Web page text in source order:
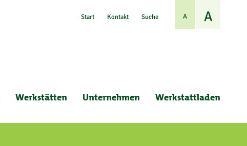
A A
Start Kontakt Suche
Werkstätten Unternehmen Werkstattladen